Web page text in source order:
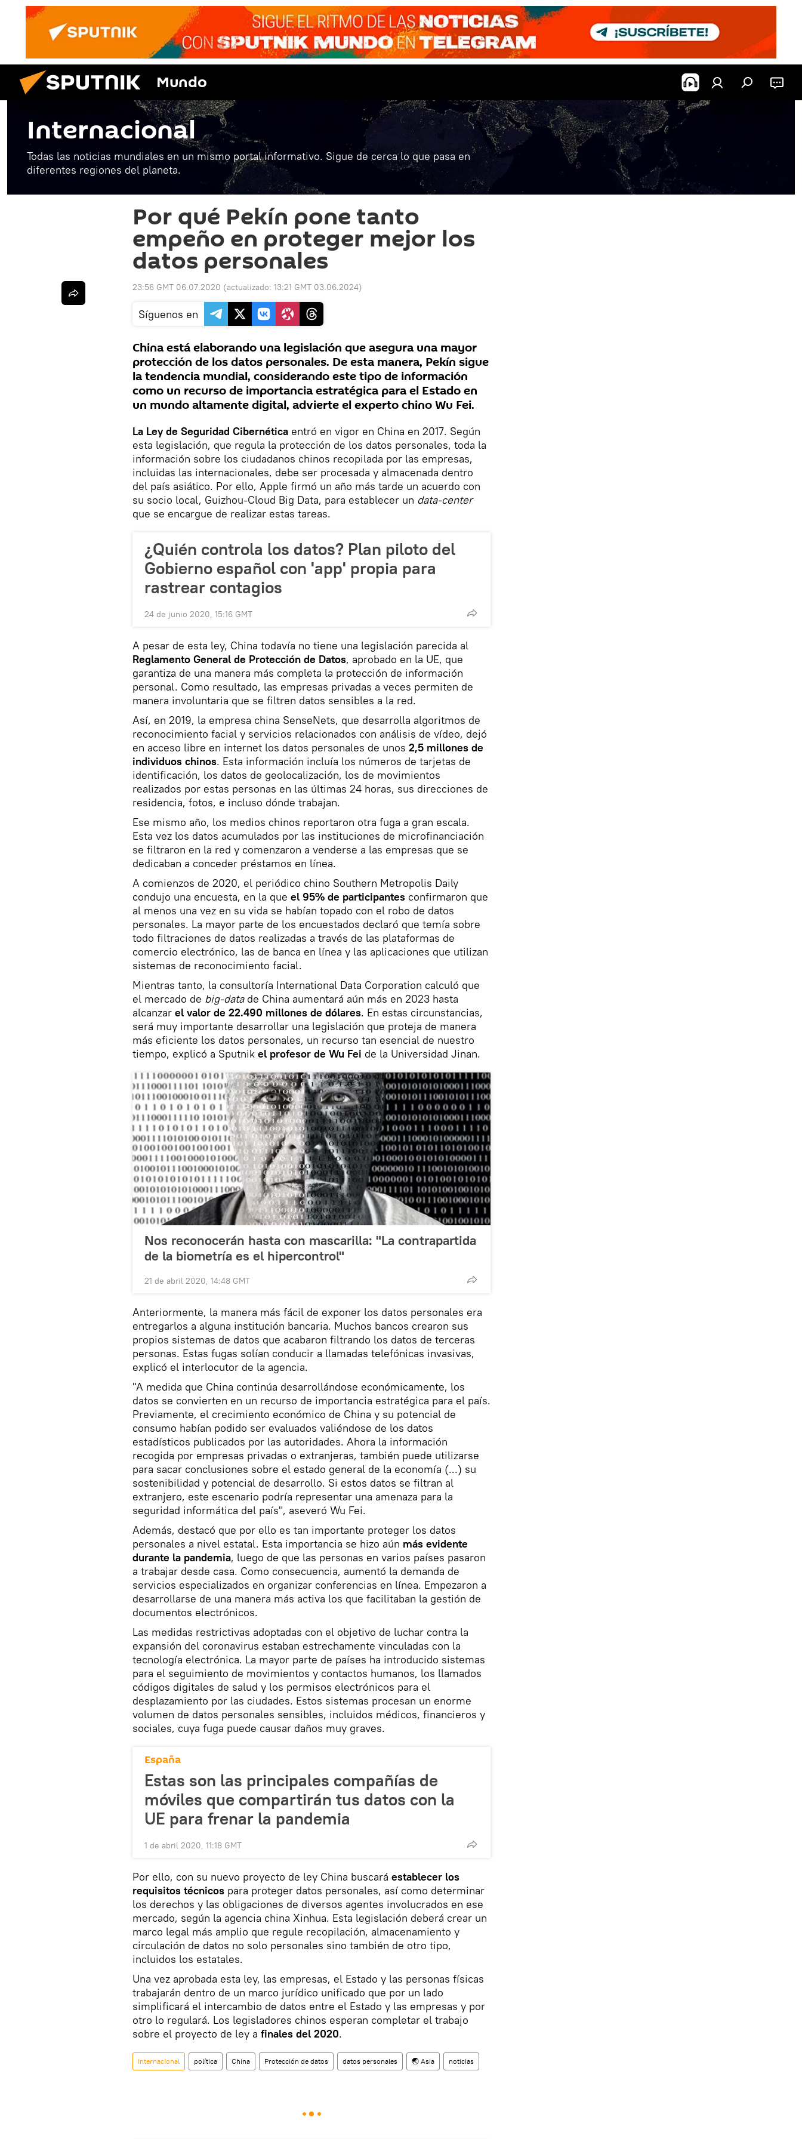
Mundo
Internacional
Todas las noticias mundiales en un mismo portal informativo. Sigue de cerca lo que pasa en
diferentes regiones del planeta.
Por qué Pekín pone tanto
empeño en proteger mejor los
datos personales
23:56 GMT 06.07.2020 (actualizado: 13:21 GMT 03.06.2024)
Síguenos en
China está elaborando una legislación que asegura una mayor
protección de los datos personales. De esta manera, Pekín sigue
la tendencia mundial, considerando este tipo de información
como un recurso de importancia estratégica para el Estado en
un mundo altamente digital, advierte el experto chino Wu Fei.
La Ley de Seguridad Cibernética entró en vigor en China en 2017. Según
esta legislación, que regula la protección de los datos personales, toda la
información sobre los ciudadanos chinos recopilada por las empresas,
incluidas las internacionales, debe ser procesada y almacenada dentro
del país asiático. Por ello, Apple firmó un año más tarde un acuerdo con
su socio local, Guizhou-Cloud Big Data, para establecer un data-center
que se encargue de realizar estas tareas.
¿Quién controla los datos? Plan piloto del
Gobierno español con 'app' propia para
rastrear contagios
24 de junio 2020, 15:16 GMT
A pesar de esta ley, China todavía no tiene una legislación parecida al
Reglamento General de Protección de Datos, aprobado en la UE, que
garantiza de una manera más completa la protección de información
personal. Como resultado, las empresas privadas a veces permiten de
manera involuntaria que se filtren datos sensibles a la red.
Así, en 2019, la empresa china SenseNets, que desarrolla algoritmos de
reconocimiento facial y servicios relacionados con análisis de vídeo, dejó
en acceso libre en internet los datos personales de unos 2,5 millones de
individuos chinos. Esta información incluía los números de tarjetas de
identificación, los datos de geolocalización, los de movimientos
realizados por estas personas en las últimas 24 horas, sus direcciones de
residencia, fotos, e incluso dónde trabajan.
Ese mismo año, los medios chinos reportaron otra fuga a gran escala.
Esta vez los datos acumulados por las instituciones de microfinanciación
se filtraron en la red y comenzaron a venderse a las empresas que se
dedicaban a conceder préstamos en línea.
A comienzos de 2020, el periódico chino Southern Metropolis Daily
condujo una encuesta, en la que el 95% de participantes confirmaron que
al menos una vez en su vida se habían topado con el robo de datos
personales. La mayor parte de los encuestados declaró que temía sobre
todo filtraciones de datos realizadas a través de las plataformas de
comercio electrónico, las de banca en línea y las aplicaciones que utilizan
sistemas de reconocimiento facial.
Mientras tanto, la consultoría International Data Corporation calculó que
el mercado de big-datade China aumentará aún más en 2023 hasta
alcanzar el valor de 22.490 millones de dólares. En estas circunstancias,
será muy importante desarrollar una legislación que proteja de manera
más eficiente los datos personales, un recurso tan esencial de nuestro
tiempo, explicó a Sputnik el profesor de Wu Fei de la Universidad Jinan.
Nos reconocerán hasta con mascarilla: "La contrapartida
de la biometría es el hipercontrol"
21 de abril 2020, 14:48 GMT
Anteriormente, la manera más fácil de exponer los datos personales era
entregarlos a alguna institución bancaria. Muchos bancos crearon sus
propios sistemas de datos que acabaron filtrando los datos de terceras
personas. Estas fugas solían conducir a llamadas telefónicas invasivas,
explicó el interlocutor de la agencia.
"A medida que China continúa desarrollándose económicamente, los
datos se convierten en un recurso de importancia estratégica para el país.
Previamente, el crecimiento económico de China y su potencial de
consumo habían podido ser evaluados valiéndose de los datos
estadísticos publicados por las autoridades. Ahora la información
recogida por empresas privadas o extranjeras, también puede utilizarse
para sacar conclusiones sobre el estado general de la economía (...) su
sostenibilidad y potencial de desarrollo. Si estos datos se filtran al
extranjero, este escenario podría representar una amenaza para la
seguridad informática del país", aseveró Wu Fei.
Además, destacó que por ello es tan importante proteger los datos
personales a nivel estatal. Esta importancia se hizo aún más evidente
durante la pandemia, luego de que las personas en varios países pasaron
a trabajar desde casa. Como consecuencia, aumentó la demanda de
servicios especializados en organizar conferencias en línea. Empezaron a
desarrollarse de una manera más activa los que facilitaban la gestión de
documentos electrónicos.
Las medidas restrictivas adoptadas con el objetivo de luchar contra la
expansión del coronavirus estaban estrechamente vinculadas con la
tecnología electrónica. La mayor parte de países ha introducido sistemas
para el seguimiento de movimientos y contactos humanos, los llamados
códigos digitales de salud y los permisos electrónicos para el
desplazamiento por las ciudades. Estos sistemas procesan un enorme
volumen de datos personales sensibles, incluidos médicos, financieros y
sociales, cuya fuga puede causar daños muy graves.
España
Estas son las principales compañías de
móviles que compartirán tus datos con la
UE para frenar la pandemia
1 de abril 2020, 11:18 GMT
Por ello, con su nuevo proyecto de ley China buscará establecer los
requisitos técnicos para proteger datos personales, así como determinar
los derechos y las obligaciones de diversos agentes involucrados en ese
mercado, según la agencia china Xinhua. Esta legislación deberá crear un
marco legal más amplio que regule recopilación, almacenamiento y
circulación de datos no solo personales sino también de otro tipo,
incluidos los estatales.
Una vez aprobada esta ley, las empresas, el Estado y las personas físicas
trabajarán dentro de un marco jurídico unificado que por un lado
simplificará el intercambio de datos entre el Estado y las empresas y por
otro lo regulará. Los legisladores chinos esperan completar el trabajo
sobre el proyecto de ley a finales del 2020.
Internacional política China Protección de datos datos personales 🌏 Asia noticias